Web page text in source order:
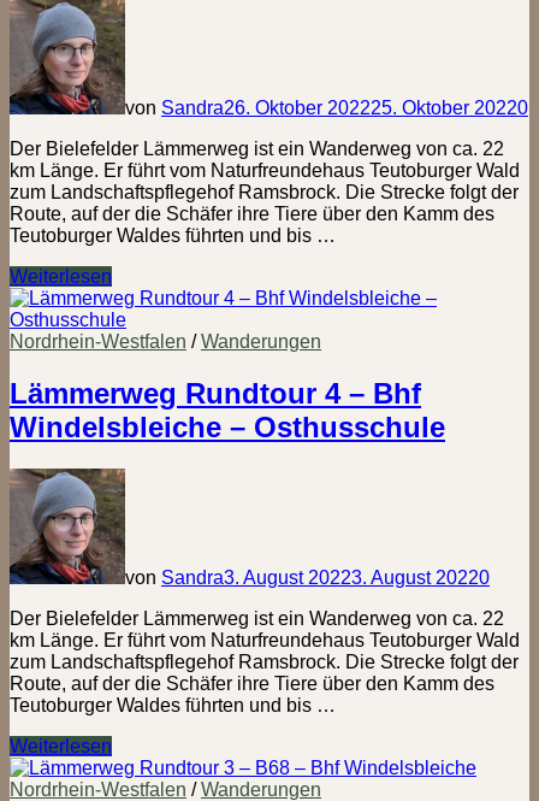
von Sandra26. Oktober 202225. Oktober 20220
Der Bielefelder Lämmerweg ist ein Wanderweg von ca. 22
km Länge. Er führt vom Naturfreundehaus Teutoburger Wald
zum Landschaftspflegehof Ramsbrock. Die Strecke folgt der
Route, auf der die Schäfer ihre Tiere über den Kamm des
Teutoburger Waldes führten und bis …
Lämmerweg
Rundtour
5
–
–
Landschaftspflegehof
Ramsbrock
Weiterlesen
Nordrhein-Westfalen /Wanderungen
Lämmerweg Rundtour 4 – Bhf
Windelsbleiche – Osthusschule
von Sandra3. August 20223. August 20220
Der Bielefelder Lämmerweg ist ein Wanderweg von ca. 22
km Länge. Er führt vom Naturfreundehaus Teutoburger Wald
zum Landschaftspflegehof Ramsbrock. Die Strecke folgt der
Route, auf der die Schäfer ihre Tiere über den Kamm des
Teutoburger Waldes führten und bis …
Lämmerweg
Rundtour
4
Weiterlesen
Nordrhein-Westfalen /Wanderungen